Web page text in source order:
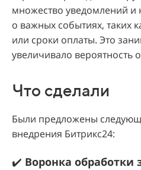
множество уведомлений
о важных событиях, таких
или сроки оплаты. Это
увеличивало вероятность
Что сделали
Были предложены
внедрения Битрикс24:
✔️ Воронка обработки